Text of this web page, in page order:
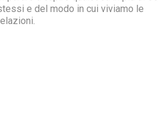
e del modo in cui viviamo le